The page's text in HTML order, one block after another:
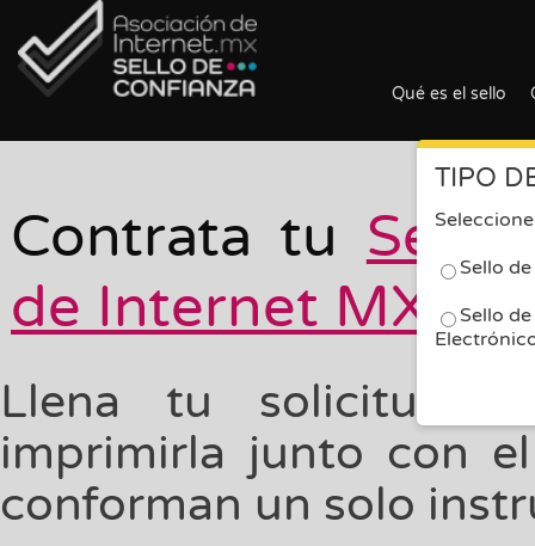
Qué es el sello
Contrata tu Sello
de Internet MX®
Llena tu solicitud
imprimirla junto con
conforman un solo
TIPO
Sello
Sello